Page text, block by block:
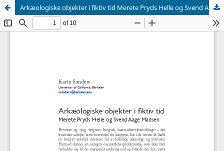
Arkæologiske objekter i fiktiv tid Merete Pryds Helle og Svend Aage Madsen